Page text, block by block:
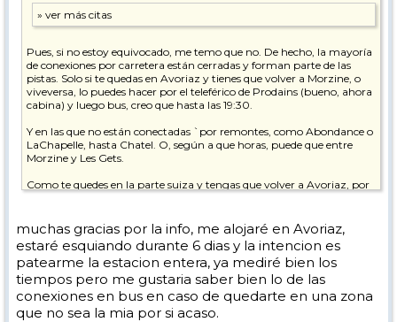
Pues, si no estoy equivocado, me temo que no. De hecho, la mayoría
de conexiones por carretera están cerradas y forman parte de las
pistas. Solo si te quedas en Avoriaz y tienes que volver a Morzine, o
viveversa, lo puedes hacer por el teleférico de Prodains (bueno, ahora
cabina) y luego bus, creo que hasta las 19:30.
Y en las que no están conectadas `por remontes, como Abondance o
LaChapelle, hasta Chatel. O, según a que horas, puede que entre
Morzine y Les Gets.
Como te quedes en la parte suiza y tengas que volver a Avoriaz, por
Pero toma como principio de uso el que no vas a encontrar modo de
vuelta, y mide bien los tiempos.
Otra cosa distinta es si se cierran los remontes a media jornada, por
razones de meteo, en ese caso si buscan los medios de devolverte al
origen.
muchas gracias por la info, me alojaré en Avoriaz,
estaré esquiando durante 6 dias y la intencion es
patearme la estacion entera, ya mediré bien los
tiempos pero me gustaria saber bien lo de las
conexiones en bus en caso de quedarte en una zona
que no sea la mia por si acaso.